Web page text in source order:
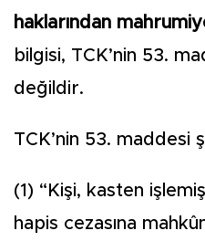
haklarından
bilgisi, TCK’nin 53.
değildir.
TCK’nin 53. maddesi
(1) “Kişi, kasten
hapis cezasına